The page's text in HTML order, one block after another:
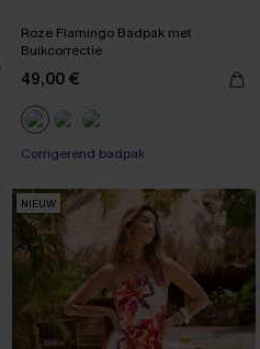
Roze Flamingo Badpak met
Buikcorrectie
49,00 €
Corrigerend badpak
NIEUW